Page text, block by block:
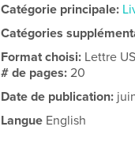
Catégorie principale:
Catégories
Format choisi: Lettre
# de pages:20
Date de publication:
Langue English